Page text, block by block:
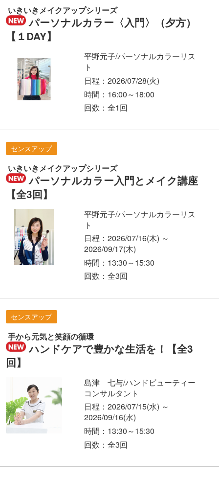
いきいきメイクアップシリーズ
パーソナルカラー〈入門〉（夕方）
【１DAY】
平野元子/パーソナルカラーリス
ト
日程：2026/07/28(火)
時間：16:00～18:00
回数：全1回
センスアップ
いきいきメイクアップシリーズ
パーソナルカラー入門とメイク講座
【全3回】
平野元子/パーソナルカラーリス
ト
日程：2026/07/16(木) ～
2026/09/17(木)
時間：13:30～15:30
回数：全3回
センスアップ
手から元気と笑顔の循環
ハンドケアで豊かな生活を！【全3
回】
島津 七与/ハンドビューティー
コンサルタント
日程：2026/07/15(水) ～
2026/09/16(水)
時間：13:30～15:30
回数：全3回